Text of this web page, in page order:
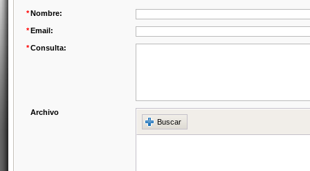
*Nombre:
*Email:
*Consulta:
Archivo
Buscar